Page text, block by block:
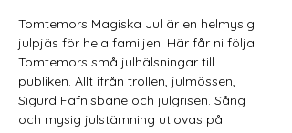
Tomtemors Magiska Jul är en helmysig
julpjäs för hela familjen. Här får ni följa
Tomtemors små julhälsningar till
publiken. Allt ifrån trollen, julmössen,
Sigurd Fafnisbane och julgrisen. Sång
och mysig julstämning utlovas på